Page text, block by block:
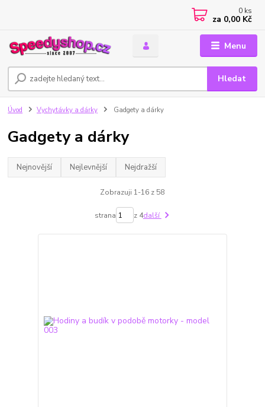
Menu
Hledat
0 ks
za 0,00 Kč
Úvod Vychytávky a dárky Gadgety a dárky
Gadgety a dárky
Nejnovější Nejlevnější Nejdražší
Zobrazuji 1-16 z 58
strana z 4další